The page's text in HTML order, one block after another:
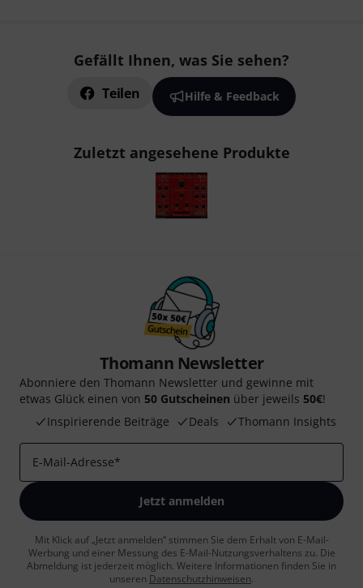
Gefällt Ihnen, was Sie sehen?
Teilen Hilfe & Feedback
Zuletzt angesehene Produkte
Thomann Newsletter
Abonniere den Thomann Newsletter und gewinne mit
etwas Glück einen von 50 Gutscheinen über jeweils 50€!
Inspirierende Beiträge
Deals Thomann Insights
E-Mail-Adresse*
Jetzt anmelden
Mit Klick auf „Jetzt anmelden“ stimmen Sie dem Erhalt von E-Mail-
Werbung und einer Messung des E-Mail-Nutzungsverhaltens zu. Die
Abmeldung ist jederzeit möglich. Weitere Informationen finden Sie in
unseren Datenschutzhinweisen.